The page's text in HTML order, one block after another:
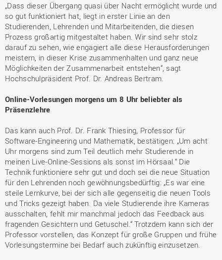
„Dass dieser Übergang quasi über Nacht ermöglicht wurde und
so gut funktioniert hat, liegt in erster Linie an den
Studierenden, Lehrenden und Mitarbeitenden, die diesen
Prozess großartig mitgestaltet haben. Wir sind sehr stolz
darauf zu sehen, wie engagiert alle diese Herausforderungen
meistern, in dieser Krise zusammenhalten und ganz neue
Möglichkeiten der Zusammenarbeit entstehen“, sagt
Hochschulpräsident Prof. Dr. Andreas Bertram.
Online-Vorlesungen morgens um 8 Uhr beliebter als
Präsenzlehre
Das kann auch Prof. Dr. Frank Thiesing, Professor für
Software-Engineering und Mathematik, bestätigen: „Um acht
Uhr morgens sind zum Teil deutlich mehr Studierende in
meinen Live-Online-Sessions als sonst im Hörsaal.“ Die
Technik funktioniere sehr gut und doch sei die neue Situation
für den Lehrenden noch gewöhnungsbedürftig: „Es war eine
steile Lernkurve, bei der sich alle gegenseitig die neuen Tools
und Tricks gezeigt haben. Da viele Studierende ihre Kameras
ausschalten, fehlt mir manchmal jedoch das Feedback aus
fragenden Gesichtern und Getuschel.“ Trotzdem kann sich der
Professor vorstellen, das Konzept für große Gruppen und frühe
Vorlesungstermine bei Bedarf auch zukünftig einzusetzen.